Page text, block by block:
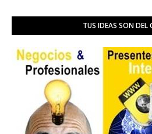
TUS IDEAS SON DEL